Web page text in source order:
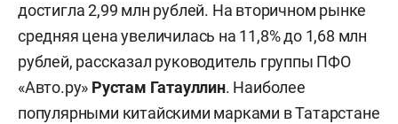
достигла 2,99 млн рублей. На вторичном рынке
средняя цена увеличилась на 11,8% до 1,68 млн
рублей, рассказал руководитель группы ПФО
«Авто.ру» Рустам Гатауллин. Наиболее
популярными китайскими марками в Татарстане